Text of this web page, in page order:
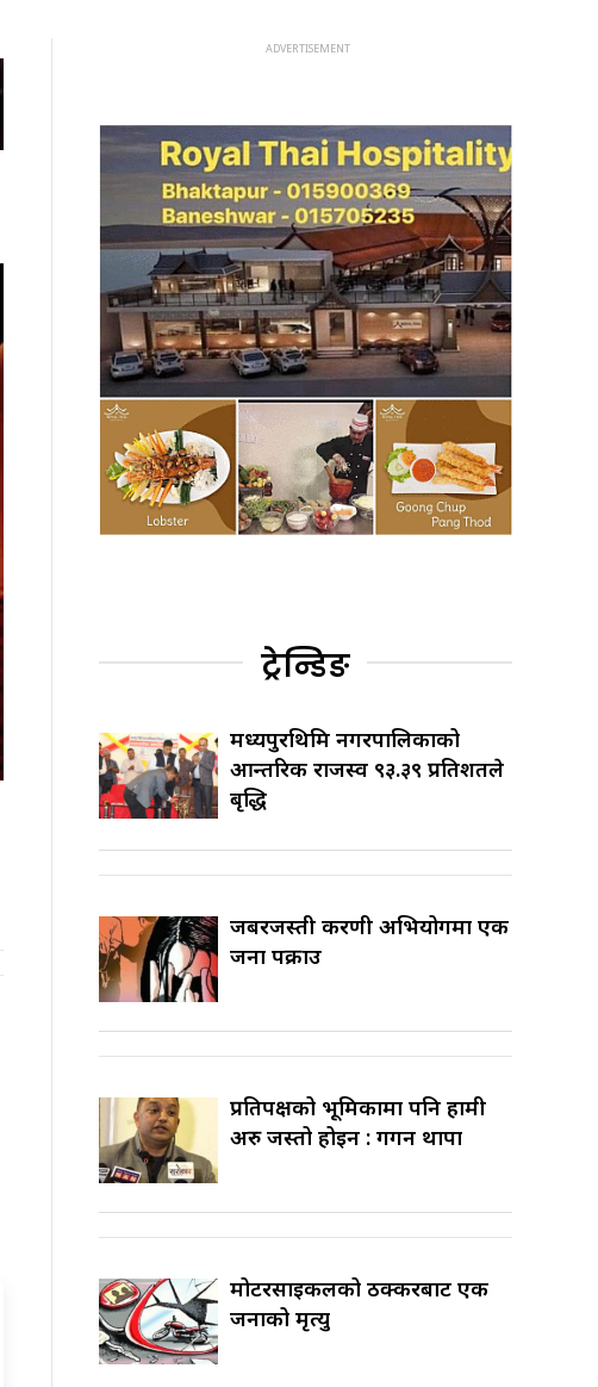
ट्रेन्डिङ
मध्यपुरथिमि नगरपालिकाको
आन्तरिक राजस्व ९३.३९ प्रतिशतले
बृद्धि
जबरजस्ती करणी अभियोगमा एक
जना पक्राउ
प्रतिपक्षको भूमिकामा पनि हामी
अरु जस्तो होइन : गगन थापा
मोटरसाइकलको ठक्करबाट एक
जनाको मृत्यु